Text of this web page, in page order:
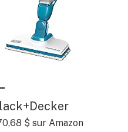
$ sur Amazon